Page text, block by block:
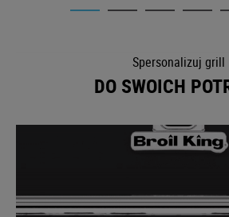
Spersonalizuj grill
DO SWOICH